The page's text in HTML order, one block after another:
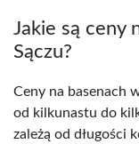
Jakie są ceny
Sączu?
Ceny na basenach
od kilkunastu do
zależą od długości